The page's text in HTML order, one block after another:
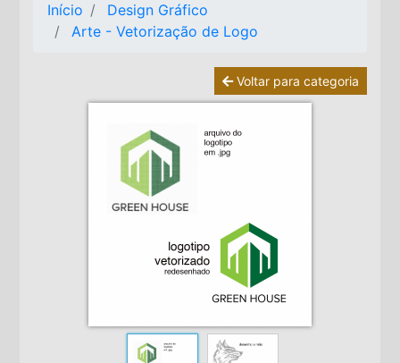
Início
Design Gráfico
Arte - Vetorização de Logo
Voltar para categoria